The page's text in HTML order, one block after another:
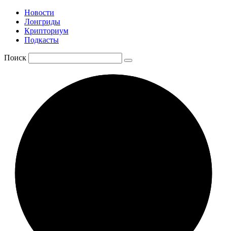
Новости
Лонгриды
Крипториум
Подкасты
Поиск